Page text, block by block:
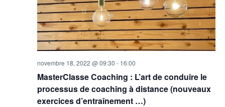
novembre 18, 2022 @ 09:30 - 16:00
MasterClasse Coaching : L’art de conduire le
processus de coaching à distance (nouveaux
exercices d’entraînement …)